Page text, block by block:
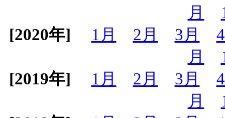
月
[2020年]
1月 2月 3月
月
[2019年]
1月 2月 3月
月